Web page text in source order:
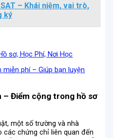
– Khái niệm, vai trò,
ký
sơ, Học Phí, Nơi Học
phí – Giúp bạn luyện
– Điểm cộng trong hồ sơ
một số trường và nhà
các chứng chỉ liên quan đến